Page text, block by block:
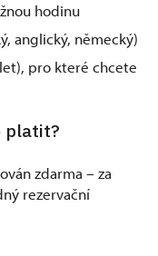
hodinu
anglický, německý)
pro které chcete
platit?
zdarma – za
rezervační